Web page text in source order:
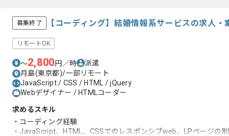
募集終了 【コーディング】結婚情報系サービスの求人・
リモートOK
〜2,800円／時
派遣
月島(東京都)/一部リモート
JavaScript / CSS / HTML / jQuery
Webデザイナー / HTMLコーダー
求めるスキル
・コーディング経験
・JavaScript、HTML、CSSでのレスポンシブweb、LPページの